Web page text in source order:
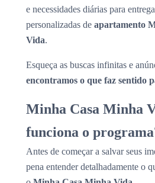
e necessidades diárias para
personalizadas de apartamento
Vida.
Esqueça as buscas infinitas e
encontramos o que faz sentido
Minha Casa Minha
funciona o
Antes de começar a salvar seus
pena entender detalhadamente o